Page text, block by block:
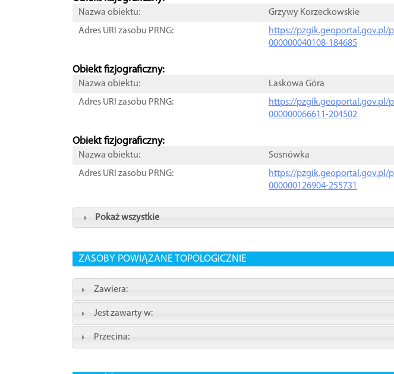
Nazwa obiektu:
Grzywy Korzeckowskie
Adres URI zasobu PRNG:
https://pzgik.geoportal.gov.pl/
000000040108-184685
Obiekt fizjograficzny:
Nazwa obiektu:
Laskowa Góra
Adres URI zasobu PRNG:
https://pzgik.geoportal.gov.pl/
000000066611-204502
Obiekt fizjograficzny:
Nazwa obiektu:
Sosnówka
Adres URI zasobu PRNG:
https://pzgik.geoportal.gov.pl/
000000126904-255731
Pokaż wszystkie
ZASOBY POWIĄZANE TOPOLOGICZNIE
Zawiera:
Jest zawarty w:
Przecina: